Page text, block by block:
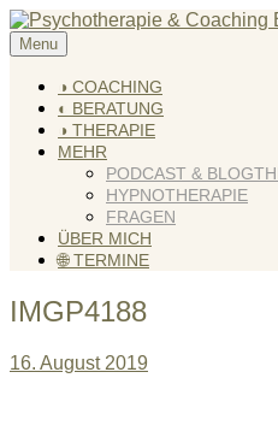
Skip
to
content
KREATIV & GELÖST
Andreas Scholz (HPP) Kreativ
Menu
◑ COACHING
◐ BERATUNG
◑ THERAPIE
MEHR
PODCAST &
HYPNOTHERAPIE
FRAGEN
ÜBER MICH
🌐 TERMINE
IMGP4188
16. August 2019